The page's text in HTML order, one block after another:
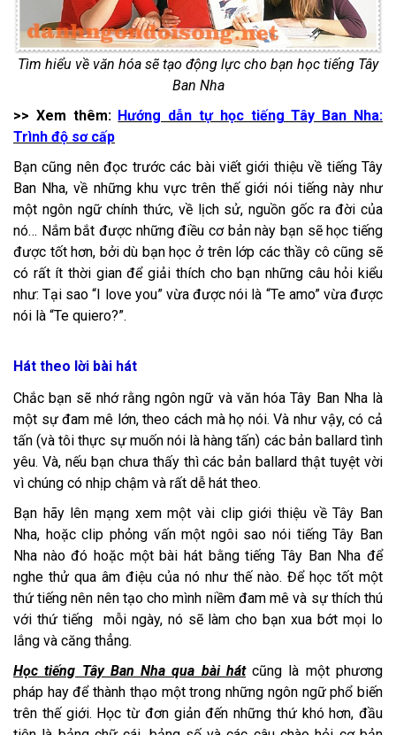
Tìm hiểu về văn hóa sẽ tạo động lực cho bạn học tiếng Tây
Ban Nha
>> Xem thêm: Hướng dẫn tự học tiếng Tây Ban Nha:
Trình độ sơ cấp
Bạn cũng nên đọc trước các bài viết giới thiệu về tiếng Tây
Ban Nha, về những khu vực trên thế giới nói tiếng này như
một ngôn ngữ chính thức, về lịch sử, nguồn gốc ra đời của
nó… Nắm bắt được những điều cơ bản này bạn sẽ học tiếng
được tốt hơn, bởi dù bạn học ở trên lớp các thầy cô cũng sẽ
có rất ít thời gian để giải thích cho bạn những câu hỏi kiểu
như: Tại sao “I love you” vừa được nói là “Te amo” vừa được
nói là “Te quiero?”.
Hát theo lời bài hát
Chắc bạn sẽ nhớ rằng ngôn ngữ và văn hóa Tây Ban Nha là
một sự đam mê lớn, theo cách mà họ nói. Và như vậy, có cả
tấn (và tôi thực sự muốn nói là hàng tấn) các bản ballard tình
yêu. Và, nếu bạn chưa thấy thì các bản ballard thật tuyệt vời
vì chúng có nhịp chậm và rất dễ hát theo.
Bạn hãy lên mạng xem một vài clip giới thiệu về Tây Ban
Nha, hoặc clip phỏng vấn một ngôi sao nói tiếng Tây Ban
Nha nào đó hoặc một bài hát bằng tiếng Tây Ban Nha để
nghe thử qua âm điệu của nó như thế nào. Để học tốt một
thứ tiếng nên nên tạo cho mình niềm đam mê và sự thích thú
với thứ tiếng mỗi ngày, nó sẽ làm cho bạn xua bớt mọi lo
lắng và căng thẳng.
Học tiếng Tây Ban Nha qua bài hátcũng là một phương
pháp hay để thành thạo một trong những ngôn ngữ phổ biến
trên thế giới. Học từ đơn giản đến những thứ khó hơn, đầu